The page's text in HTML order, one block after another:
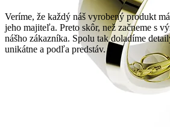
Veríme, že každý náš vyrobený produkt
jeho majiteľa. Preto skôr, než začneme s
nášho zákazníka. Spolu tak doladíme
unikátne a podľa predstáv.